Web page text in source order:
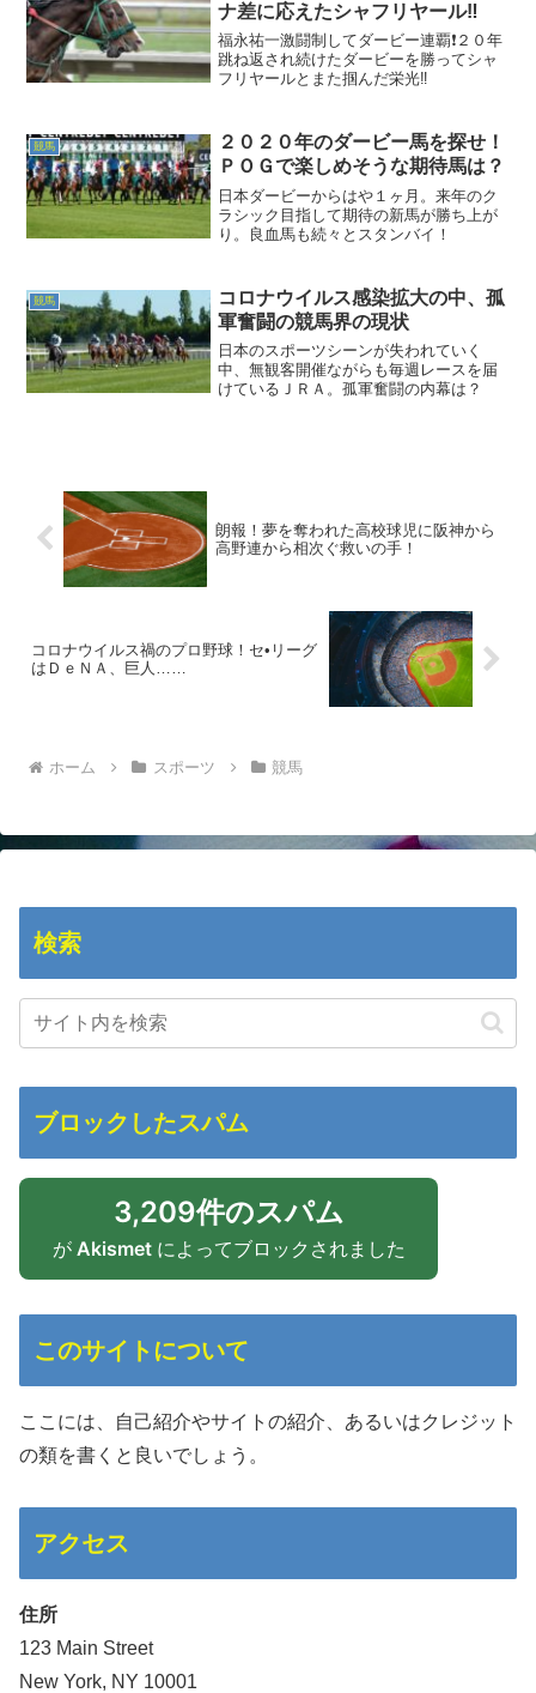
ナ差に応えたシャフリヤール‼️
福永祐一激闘制してダービー連覇❗２０年
跳ね返され続けたダービーを勝ってシャ
フリヤールとまた掴んだ栄光‼️
競馬
２０２０年のダービー馬を探せ！
ＰＯＧで楽しめそうな期待馬は？
日本ダービーからはや１ヶ月。来年のク
ラシック目指して期待の新馬が勝ち上が
り。良血馬も続々とスタンバイ！
競馬
コロナウイルス感染拡大の中、孤
軍奮闘の競馬界の現状
日本のスポーツシーンが失われていく
中、無観客開催ながらも毎週レースを届
けているＪＲＡ。孤軍奮闘の内幕は？
朗報！夢を奪われた高校球児に阪神から
高野連から相次ぐ救いの手！
コロナウイルス禍のプロ野球！セ•リーグ
はＤｅＮＡ、巨人……
ホーム スポーツ 競馬
検索
ブロックしたスパム
3,209件のスパム
が Akismetによってブロックされました
このサイトについて
ここには、自己紹介やサイトの紹介、あるいはクレジット
の類を書くと良いでしょう。
アクセス
住所
123 Main Street
New York, NY 10001